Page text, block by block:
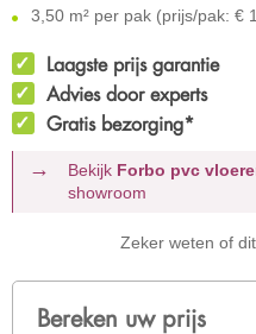
3,50 m² per pak (prijs/pak: €
Laagste prijs garantie
Advies door experts
Gratis bezorging*
Bekijk Forbo pvc
showroom
Zeker weten of
Bereken uw prijs